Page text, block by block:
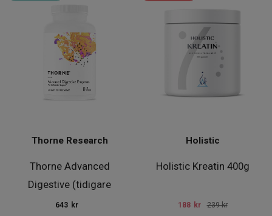
Thorne Advanced
Digestive (tidigare
Enzymes Bio-Ge
Thorne Research
643 kr
Holistic Kreatin 400g
Holistic
188 kr 239 kr